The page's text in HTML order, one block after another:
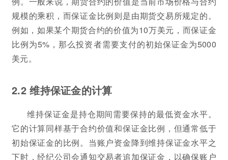
规模的乘积，而保证金比例则是由期货交易所规定的。
例如，如果某个期货合约的价值为10万美元，而保证金
比例为5%，那么投资者需要支付的初始保证金为5000
美元。
2.2 维持保证金的计算
维持保证金是持仓期间需要保持的最低资金水平。
它的计算同样基于合约价值和保证金比例，但通常低于
初始保证金的比例。当账户资金降到维持保证金水平之
下时，经纪公司会通知交易者追加保证金，以确保账户